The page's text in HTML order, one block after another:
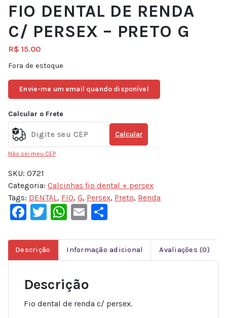
FIO DENTAL DE RENDA
C/ PERSEX – PRETO G
R$ 15.00
Fora de estoque
Envie-me um email quando disponível
Calcular o Frete
Calcular
Não sei meu CEP
SKU: 0721
Categoria: Calcinhas fio dental + persex
Tags: DENTAL , FIO, G, Persex, Preto, Renda
Facebook
Twitter
WhatsApp
Email
Descrição Informação adicional Avaliações (0)
Descrição
Fio dental de renda c/ persex.